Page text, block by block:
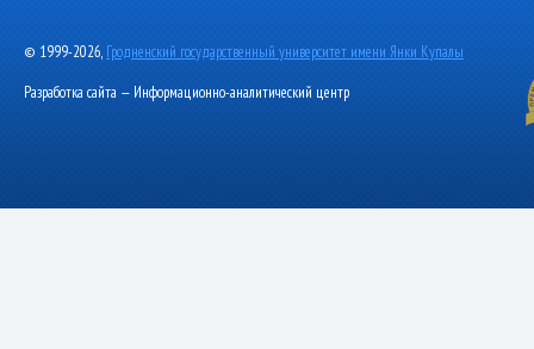
© 1999-2026, Гродненский государственный университет имени Янки Купалы
Разработка сайта — Информационно-аналитический центр